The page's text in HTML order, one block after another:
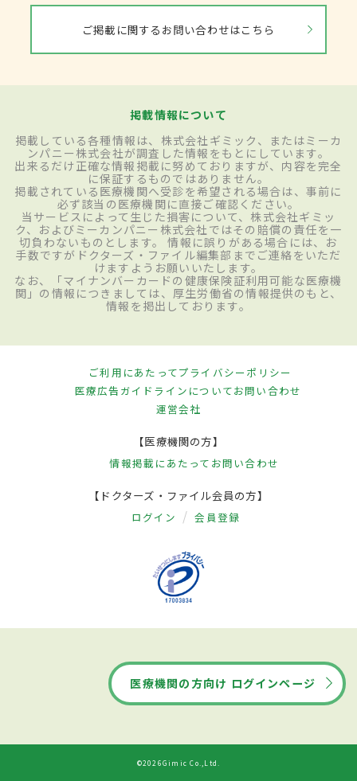
ご掲載に関するお問い合わせはこちら
掲載情報について
掲載している各種情報は、株式会社ギミック、またはミーカ
ンパニー株式会社が調査した情報をもとにしています。
出来るだけ正確な情報掲載に努めておりますが、内容を完全
に保証するものではありません。
掲載されている医療機関へ受診を希望される場合は、事前に
必ず該当の医療機関に直接ご確認ください。
当サービスによって生じた損害について、株式会社ギミッ
ク、およびミーカンパニー株式会社ではその賠償の責任を一
切負わないものとします。 情報に誤りがある場合には、お
手数ですがドクターズ・ファイル編集部までご連絡をいただ
けますようお願いいたします。
なお、「マイナンバーカードの健康保険証利用可能な医療機
関」の情報につきましては、厚生労働省の情報提供のもと、
情報を掲出しております。
ご利用にあたってプライバシーポリシー
医療広告ガイドラインについてお問い合わせ
運営会社
【医療機関の方】
情報掲載にあたって お問い合わせ
【ドクターズ・ファイル会員の方】
ログイン 会員登録
医療機関の方向け ログインページ
©2026Gimic Co.,Ltd.